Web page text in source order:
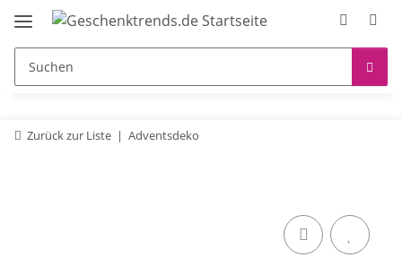
Zurück zur Liste Adventsdeko